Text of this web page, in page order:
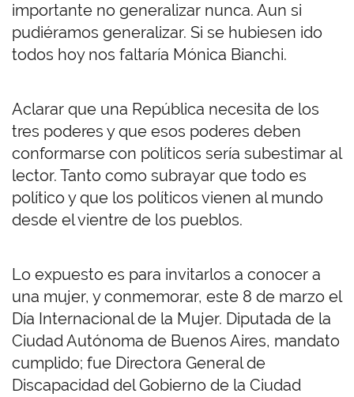
importante no generalizar nunca. Aun si
pudiéramos generalizar. Si se hubiesen ido
todos hoy nos faltaría Mónica Bianchi.
Aclarar que una República necesita de los
tres poderes y que esos poderes deben
conformarse con políticos sería subestimar al
lector. Tanto como subrayar que todo es
político y que los políticos vienen al mundo
desde el vientre de los pueblos.
Lo expuesto es para invitarlos a conocer a
una mujer, y conmemorar, este 8 de marzo el
Día Internacional de la Mujer. Diputada de la
Ciudad Autónoma de Buenos Aires, mandato
cumplido; fue Directora General de
Discapacidad del Gobierno de la Ciudad